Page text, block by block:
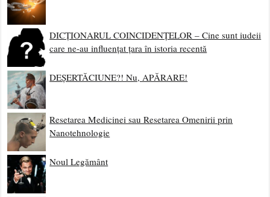
DICȚIONARUL COINCIDENȚELOR – Cine sunt iudeii
care ne-au influențat țara în istoria recentă
DEȘERTĂCIUNE?! Nu, APĂRARE!
Resetarea Medicinei sau Resetarea Omenirii prin
Nanotehnologie
Noul Legământ